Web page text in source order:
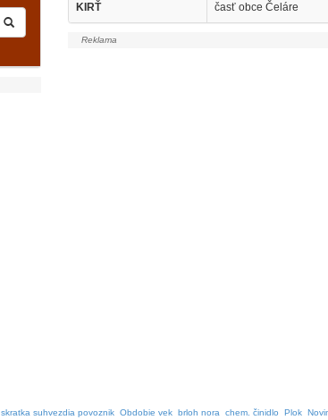
KIRŤ časť obce Čeláre
skratka suhvezdia povoznik Obdobie vek brloh nora chem. činidlo Plok